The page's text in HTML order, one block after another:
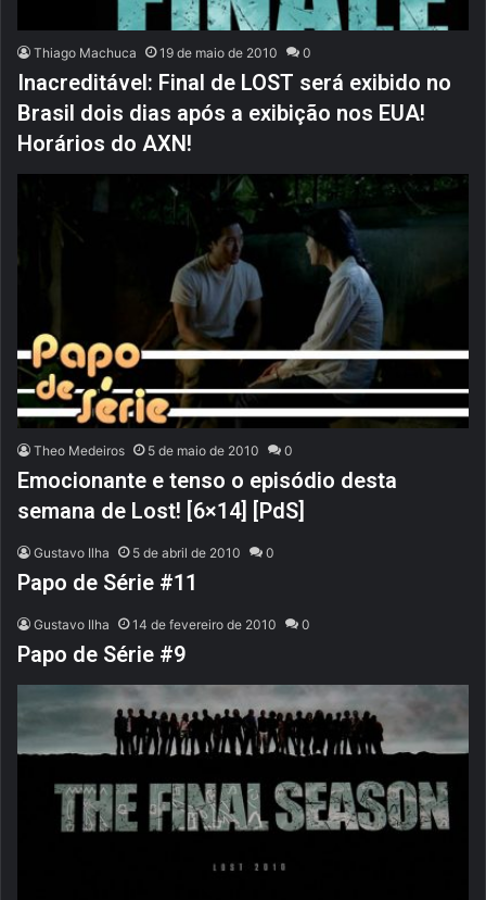
Thiago Machuca 19 de maio de 2010 0
Inacreditável: Final de LOST será exibido no
Brasil dois dias após a exibição nos EUA!
Horários do AXN!
Theo Medeiros 5 de maio de 2010 0
Emocionante e tenso o episódio desta
semana de Lost! [6×14] [PdS]
Gustavo Ilha 5 de abril de 2010 0
Papo de Série #11
Gustavo Ilha 14 de fevereiro de 2010 0
Papo de Série #9